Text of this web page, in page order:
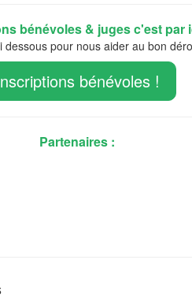
bénévoles & juges c'est par
pour nous aider au bon
bénévoles !
Partenaires :